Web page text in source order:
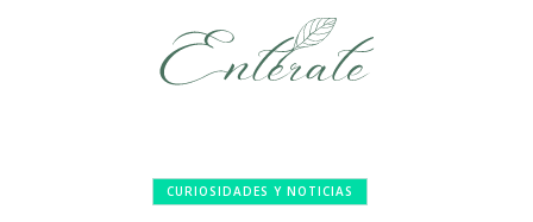
CURIOSIDADES Y NOTICIAS